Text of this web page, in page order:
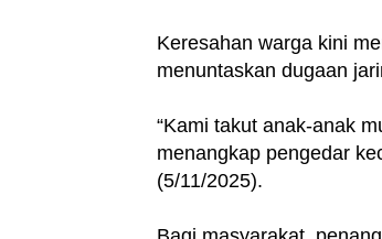
Keresahan warga kini
menuntaskan dugaan
“Kami takut anak-anak
menangkap pengedar
(5/11/2025).